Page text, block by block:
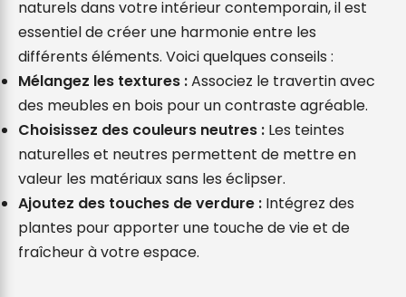
naturels dans votre intérieur contemporain, il est
essentiel de créer une harmonie entre les
différents éléments. Voici quelques conseils :
Mélangez les textures : Associez le travertin avec
des meubles en bois pour un contraste agréable.
Choisissez des couleurs neutres : Les teintes
naturelles et neutres permettent de mettre en
valeur les matériaux sans les éclipser.
Ajoutez des touches de verdure : Intégrez des
plantes pour apporter une touche de vie et de
fraîcheur à votre espace.